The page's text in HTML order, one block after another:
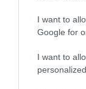
I want to
Google for
I want to